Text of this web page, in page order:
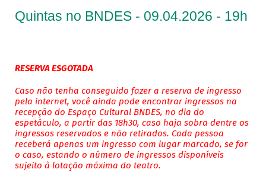
Quintas no BNDES - 09.04.2026 - 19h
RESERVA ESGOTADA
Caso não tenha conseguido fazer a reserva de ingresso
pela internet, você ainda pode encontrar ingressos na
recepção do Espaço Cultural BNDES, no dia do
espetáculo, a partir das 18h30, caso haja sobra dentre os
ingressos reservados e não retirados. Cada pessoa
receberá apenas um ingresso com lugar marcado, se for
o caso, estando o número de ingressos disponíveis
sujeito à lotação máxima do teatro.